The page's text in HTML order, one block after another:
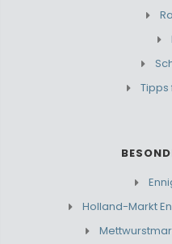
Tipps
Holland-Markt